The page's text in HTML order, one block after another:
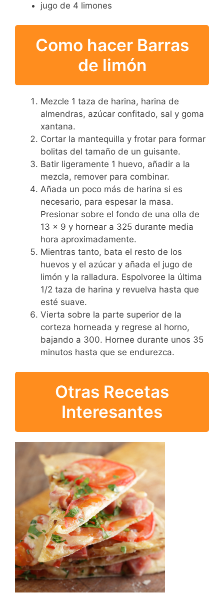
jugo de 4 limones
Como hacer Barras
de limón
Mezcle 1 taza de harina, harina de
almendras, azúcar confitado, sal y goma
xantana.
Cortar la mantequilla y frotar para formar
bolitas del tamaño de un guisante.
Batir ligeramente 1 huevo, añadir a la
mezcla, remover para combinar.
Añada un poco más de harina si es
necesario, para espesar la masa.
Presionar sobre el fondo de una olla de
13 x 9 y hornear a 325 durante media
hora aproximadamente.
Mientras tanto, bata el resto de los
huevos y el azúcar y añada el jugo de
limón y la ralladura. Espolvoree la última
1/2 taza de harina y revuelva hasta que
esté suave.
Vierta sobre la parte superior de la
corteza horneada y regrese al horno,
bajando a 300. Hornee durante unos 35
minutos hasta que se endurezca.
Otras Recetas
Interesantes